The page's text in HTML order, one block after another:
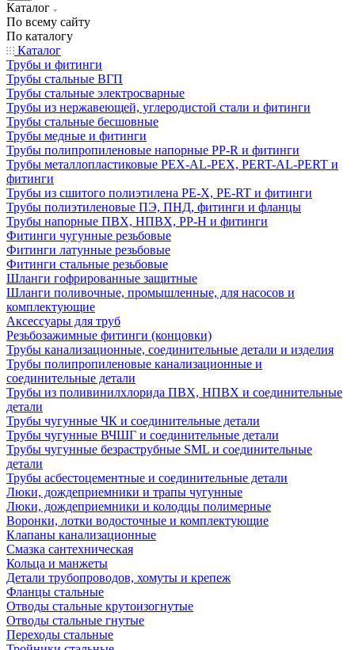
Каталог
По всему сайту
По каталогу
Каталог
Трубы и фитинги
Трубы стальные ВГП
Трубы стальные электросварные
Трубы из нержавеющей, углеродистой стали и фитинги
Трубы стальные бесшовные
Трубы медные и фитинги
Трубы полипропиленовые напорные PP-R и фитинги
Трубы металлопластиковые PEX-AL-PEX, PERT-AL-PERT и
фитинги
Трубы из сшитого полиэтилена PE-X, PE-RT и фитинги
Трубы полиэтиленовые ПЭ, ПНД, фитинги и фланцы
Трубы напорные ПВХ, НПВХ, PP-H и фитинги
Фитинги чугунные резьбовые
Фитинги латунные резьбовые
Фитинги стальные резьбовые
Шланги гофрированные защитные
Шланги поливочные, промышленные, для насосов и
комплектующие
Аксессуары для труб
Резьбозажимные фитинги (концовки)
Трубы канализационные, соединительные детали и изделия
Трубы полипропиленовые канализационные и
соединительные детали
Трубы из поливинилхлорида ПВХ, НПВХ и соединительные
детали
Трубы чугунные ЧК и соединительные детали
Трубы чугунные ВЧШГ и соединительные детали
Трубы чугунные безраструбные SML и соединительные
детали
Трубы асбестоцементные и соединительные детали
Люки, дождеприемники и трапы чугунные
Люки, дождеприемники и колодцы полимерные
Воронки, лотки водосточные и комплектующие
Клапаны канализационные
Смазка сантехническая
Кольца и манжеты
Детали трубопроводов, хомуты и крепеж
Фланцы стальные
Отводы стальные крутоизогнутые
Отводы стальные гнутые
Переходы стальные